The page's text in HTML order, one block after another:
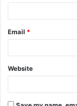
Email *
Website